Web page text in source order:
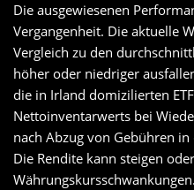
Die ausgewiesenen
Vergangenheit. Die aktuelle
Vergleich zu den
höher oder niedriger
die in Irland domizilierten
Nettoinventarwerts bei
nach Abzug von Gebühren
Die Rendite kann steigen